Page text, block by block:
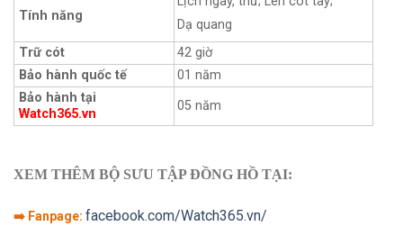
Tính năng
Dạ quang
Trữ cót
42 giờ
Bảo hành quốc tế
01 năm
Bảo hành tại
Watch365.vn
05 năm
XEM THÊM BỘ SƯU TẬP ĐỒNG HỒ TẠI:
➡️ Fanpage: facebook.com/Watch365.vn/